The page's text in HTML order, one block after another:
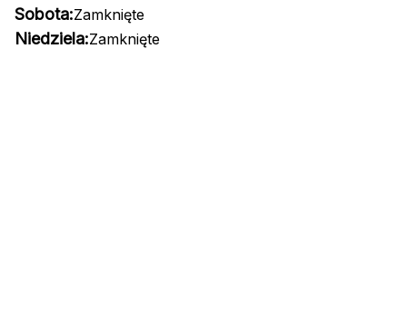
Sobota:Zamknięte
Niedziela:Zamknięte